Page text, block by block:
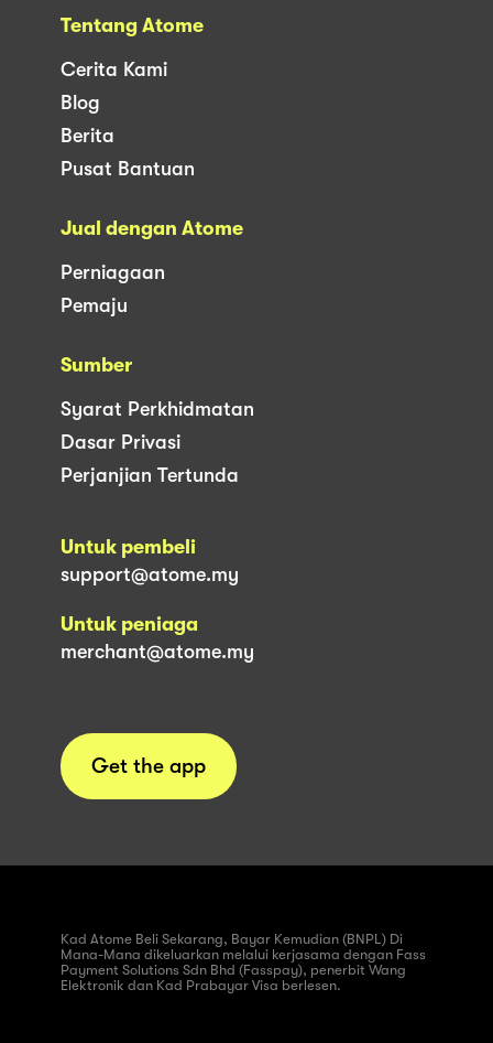
Tentang Atome
Cerita Kami
Blog
Berita
Pusat Bantuan
Jual dengan Atome
Perniagaan
Pemaju
Sumber
Syarat Perkhidmatan
Dasar Privasi
Perjanjian Tertunda
Untuk pembeli
support@atome.my
Untuk peniaga
merchant@atome.my
Get the app
Kad Atome Beli Sekarang, Bayar Kemudian (BNPL) Di
Mana-Mana dikeluarkan melalui kerjasama dengan Fass
Payment Solutions Sdn Bhd (Fasspay), penerbit Wang
Elektronik dan Kad Prabayar Visa berlesen.